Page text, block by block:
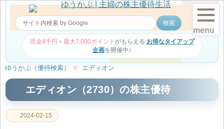
現金4千円＋最大7,000ポイント がもらえる お得なタイアップ
企画を開催中♪
ゆうかぶ（優待検索） エディオン
エディオン（2730）の株主優待
2024-02-15
menu